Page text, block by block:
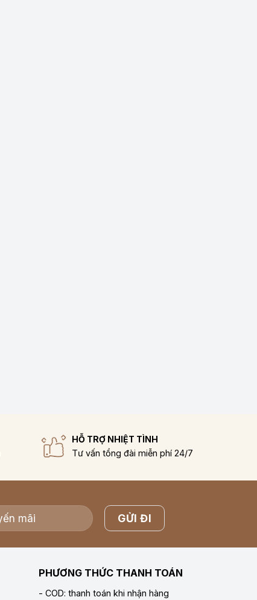
HỖ TRỢ NHIỆT TÌNH
Tư vấn tổng đài miễn phí 24/7
PHƯƠNG THỨC THANH TOÁN
- COD: thanh toán khi nhận hàng